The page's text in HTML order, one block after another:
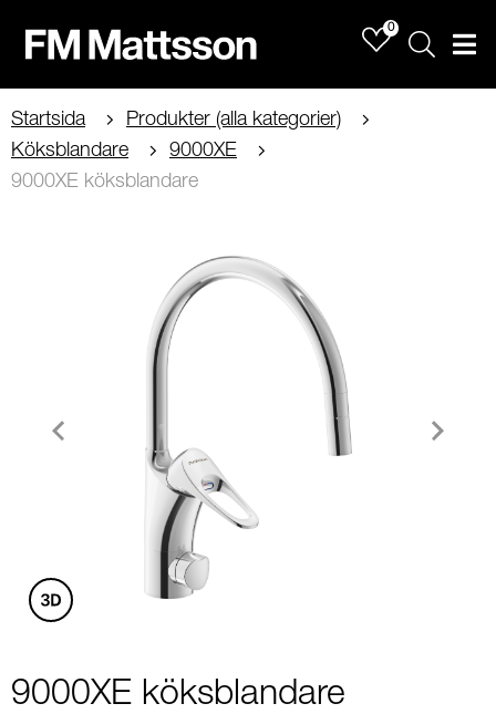
0
Sök
Startsida
Produkter (alla kategorier)
Köksblandare
9000XE
9000XE köksblandare
9000XE köksblandare